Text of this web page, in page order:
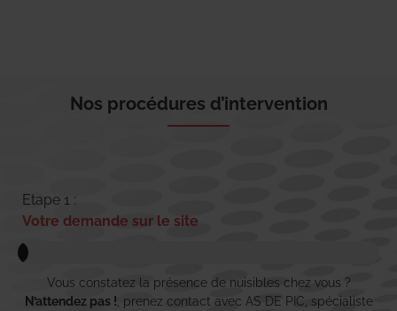
Nos procédures d’intervention
Etape 1 :
Votre demande sur le site
Vous constatez la présence de nuisibles chez vous ?
N’attendez pas ! , prenez contact avec AS DE PIC, spécialiste